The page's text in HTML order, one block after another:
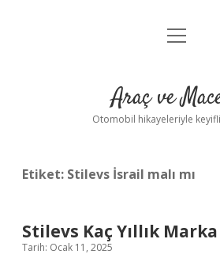
Anasayfa
Yasal Uyarı
menüyü
Araç ve
Otomobil hikayeleriyle
Etiket: Stilevs İsrail malı mı
Stilevs Kaç Yıllık Marka
Tarih: Ocak 11, 2025